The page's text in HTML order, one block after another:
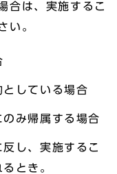
合は、実施するこ
い。
している場合
み帰属する場合
し、実施するこ
とき。